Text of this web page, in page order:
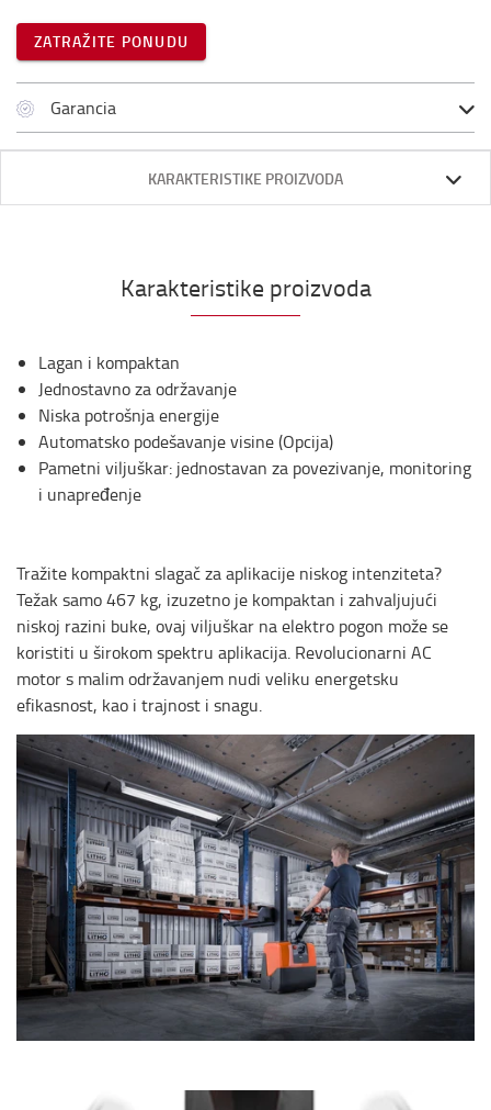
ZATRAŽITE PONUDU
Garancia
KARAKTERISTIKE PROIZVODA
Karakteristike proizvoda
Lagan i kompaktan
Jednostavno za održavanje
Niska potrošnja energije
Automatsko podešavanje visine (Opcija)
Pametni viljuškar: jednostavan za povezivanje, monitoring
i unapređenje
Tražite kompaktni slagač za aplikacije niskog intenziteta?
Težak samo 467 kg, izuzetno je kompaktan i zahvaljujući
niskoj razini buke, ovaj viljuškar na elektro pogon može se
koristiti u širokom spektru aplikacija. Revolucionarni AC
motor s malim održavanjem nudi veliku energetsku
efikasnost, kao i trajnost i snagu.